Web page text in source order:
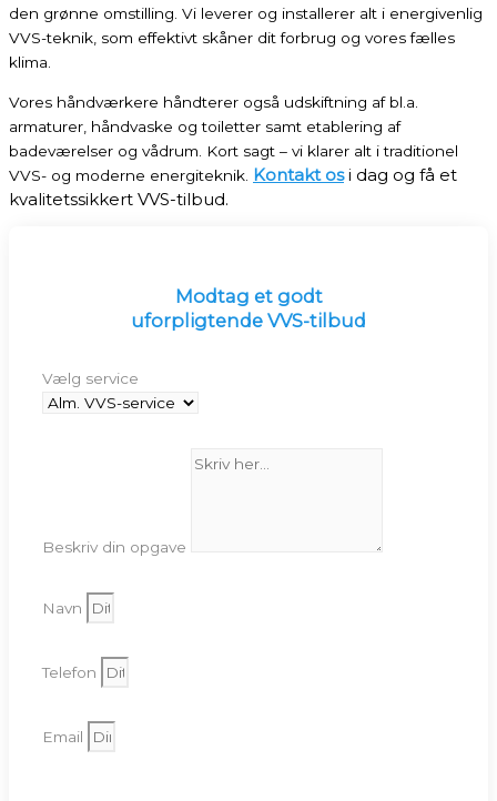
den grønne omstilling. Vi leverer og installerer alt i energivenlig
VVS-teknik, som effektivt skåner dit forbrug og vores fælles
klima.
Vores håndværkere håndterer også udskiftning af bl.a.
armaturer, håndvaske og toiletter samt etablering af
badeværelser og vådrum. Kort sagt – vi klarer alt i traditionel
VVS- og moderne energiteknik. Kontakt osi dag og få et
kvalitetssikkert VVS-tilbud.
Modtag et godt
uforpligtende VVS-tilbud
Vælg service
Beskriv din opgave
Navn
Telefon
Email